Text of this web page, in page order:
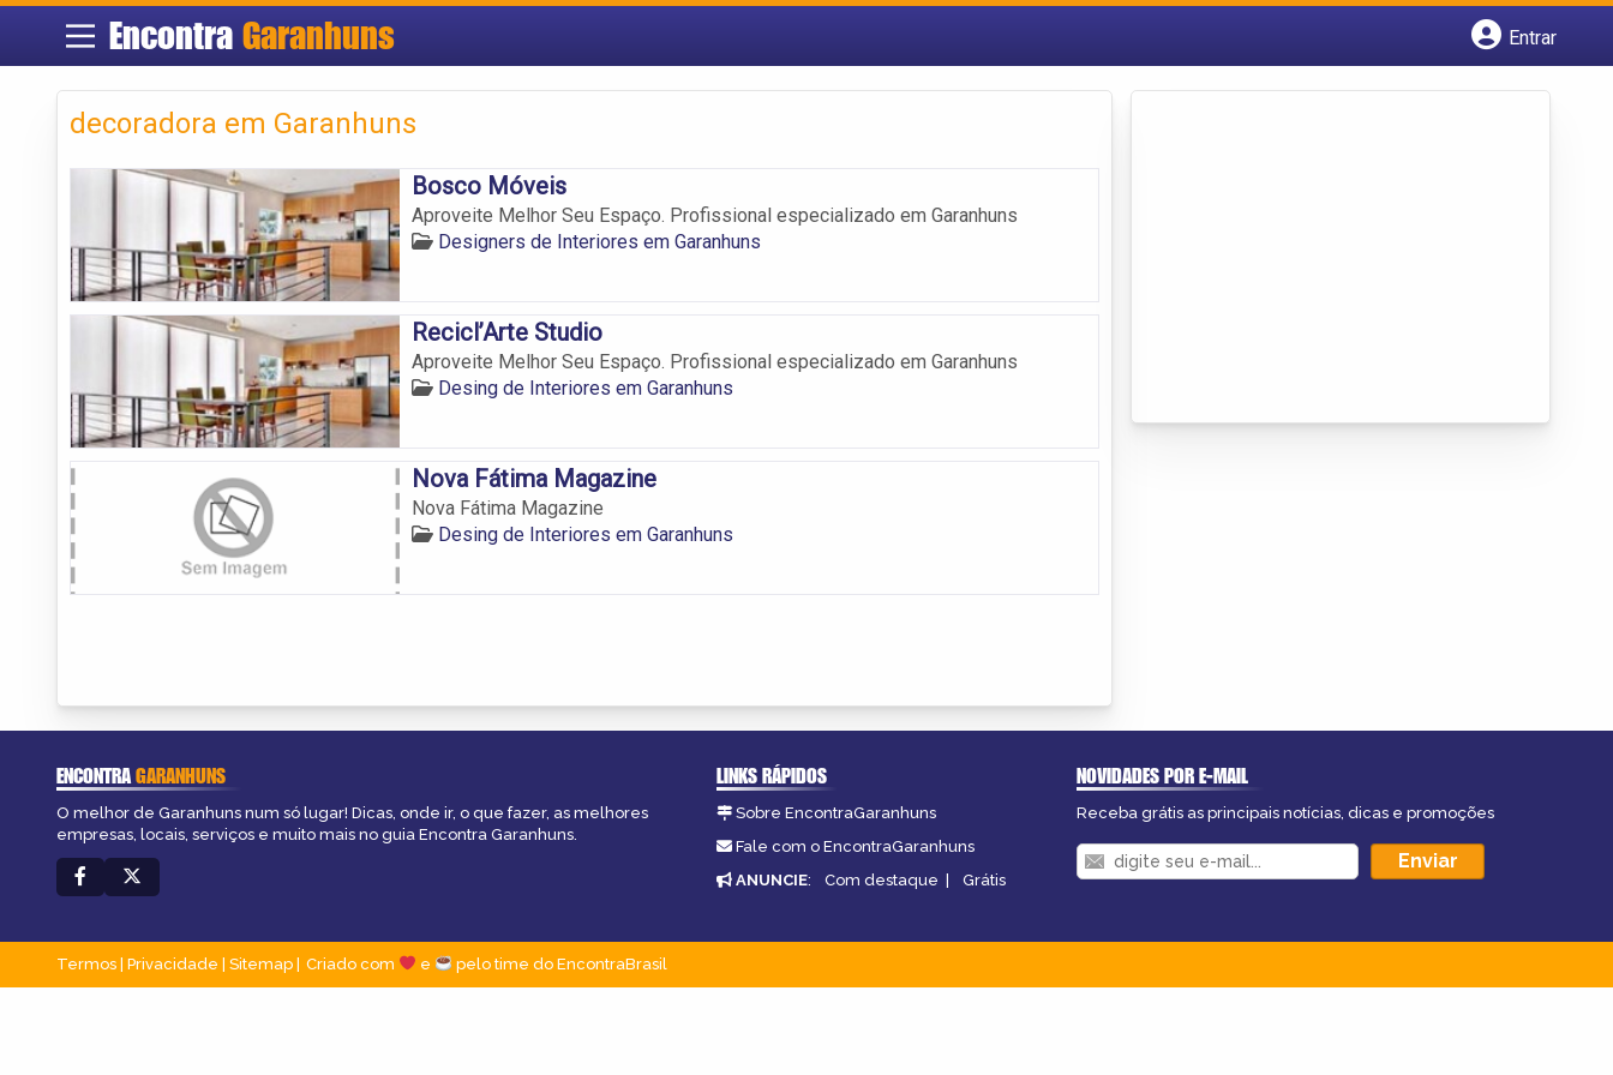
Encontra Garanhuns
Entrar
decoradora em Garanhuns
Bosco Móveis
Aproveite Melhor Seu Espaço. Profissional especializado em Garanhuns
Designers de Interiores em Garanhuns
Recicl’Arte Studio
Aproveite Melhor Seu Espaço. Profissional especializado em Garanhuns
Desing de Interiores em Garanhuns
Nova Fátima Magazine
Nova Fátima Magazine
Desing de Interiores em Garanhuns
ENCONTRAGARANHUNS
O melhor de Garanhuns num só lugar! Dicas, onde ir, o que fazer, as melhores
empresas, locais, serviços e muito mais no guia Encontra Garanhuns.
LINKS RÁPIDOS
Sobre EncontraGaranhuns
Fale com o EncontraGaranhuns
ANUNCIE: Com destaque | Grátis
NOVIDADES POR E-MAIL
Receba grátis as principais notícias, dicas e promoções
Termos Privacidade Sitemap Criado com e pelo time do EncontraBrasil